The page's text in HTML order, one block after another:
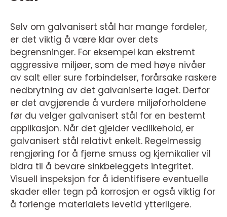
Selv om galvanisert stål har mange fordeler,
er det viktig å være klar over dets
begrensninger. For eksempel kan ekstremt
aggressive miljøer, som de med høye nivåer
av salt eller sure forbindelser, forårsake raskere
nedbrytning av det galvaniserte laget. Derfor
er det avgjørende å vurdere miljøforholdene
før du velger galvanisert stål for en bestemt
applikasjon. Når det gjelder vedlikehold, er
galvanisert stål relativt enkelt. Regelmessig
rengjøring for å fjerne smuss og kjemikalier vil
bidra til å bevare sinkbeleggets integritet.
Visuell inspeksjon for å identifisere eventuelle
skader eller tegn på korrosjon er også viktig for
å forlenge materialets levetid ytterligere.